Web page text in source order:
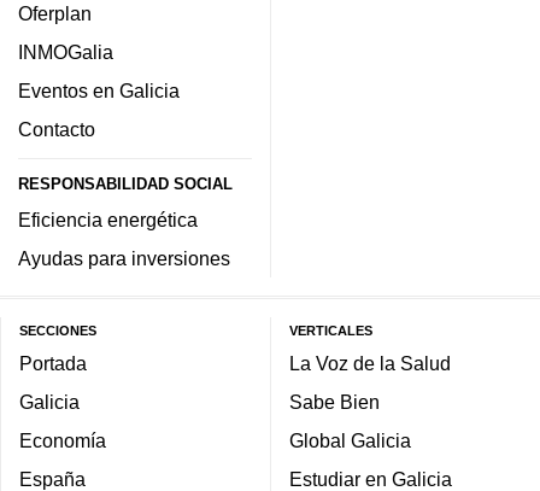
Oferplan
INMOGalia
Eventos en Galicia
Contacto
RESPONSABILIDAD SOCIAL
Eficiencia energética
Ayudas para inversiones
SECCIONES
Portada
Galicia
Economía
España
VERTICALES
La Voz de la Salud
Sabe Bien
Global Galicia
Estudiar en Galicia